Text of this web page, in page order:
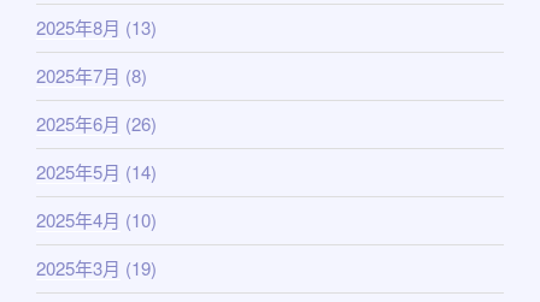
2025年8月 (13)
2025年7月 (8)
2025年6月 (26)
2025年5月 (14)
2025年4月 (10)
2025年3月 (19)